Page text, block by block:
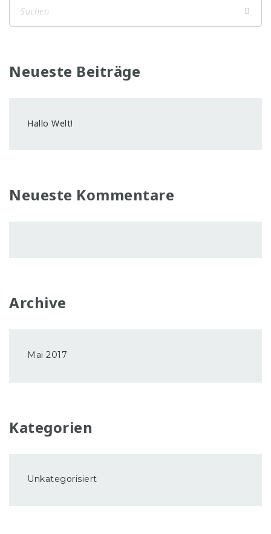
Neueste Beiträge
Hallo Welt!
Neueste Kommentare
Archive
Mai 2017
Kategorien
Unkategorisiert